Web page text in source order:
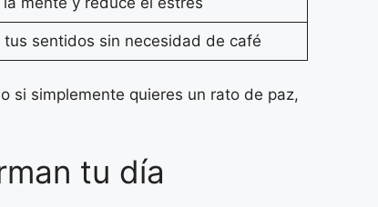
tus sentidos sin necesidad de café
si simplemente quieres un rato de paz,
tu día